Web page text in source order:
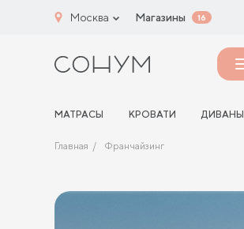
Москва Магазины 16
МАТРАСЫ КРОВАТИ ДИВАНЫ
Главная Франчайзинг